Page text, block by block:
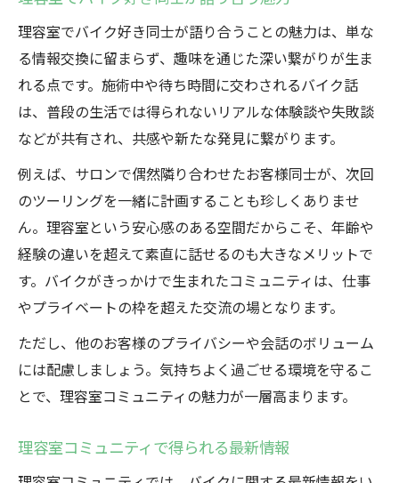
理容室でバイク好き同士が語り合うことの魅力は、単な
る情報交換に留まらず、趣味を通じた深い繋がりが生ま
れる点です。施術中や待ち時間に交わされるバイク話
は、普段の生活では得られないリアルな体験談や失敗談
などが共有され、共感や新たな発見に繋がります。
例えば、サロンで偶然隣り合わせたお客様同士が、次回
のツーリングを一緒に計画することも珍しくありませ
ん。理容室という安心感のある空間だからこそ、年齢や
経験の違いを超えて素直に話せるのも大きなメリットで
す。バイクがきっかけで生まれたコミュニティは、仕事
やプライベートの枠を超えた交流の場となります。
ただし、他のお客様のプライバシーや会話のボリューム
には配慮しましょう。気持ちよく過ごせる環境を守るこ
とで、理容室コミュニティの魅力が一層高まります。
理容室コミュニティで得られる最新情報